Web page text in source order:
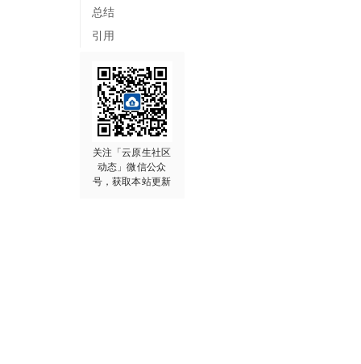
总结
引用
关注「云原生社区
动态」微信公众
号，获取本站更新